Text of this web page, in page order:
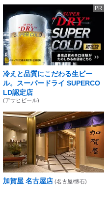
PR
冷えと品質にこだわる生ビー
ル。スーパードライ SUPERCO
LD認定店
(アサヒビール)
加賀屋 名古屋店 (名古屋/懐石)